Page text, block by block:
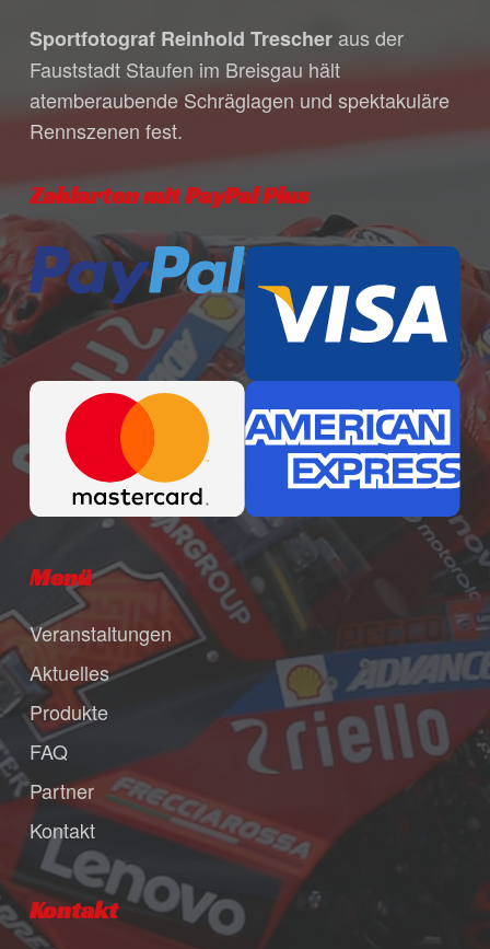
Zahlungsmodalitäten während unserer
Bürozeiten. Bitte habe dafür Verständnis,
dass unser Öffnungszeiten in den
Sommermonaten variieren, da wir häufig
sind.
Sportfotograf Reinhold Trescheraus der
Fauststadt Staufen im Breisgau hält
atemberaubende Schräglagen und spektakuläre
Rennszenen fest.
Zahlarten mit PayPal Plus
Menü
Veranstaltungen
Aktuelles
Produkte
FAQ
Partner
Kontakt
Kontakt